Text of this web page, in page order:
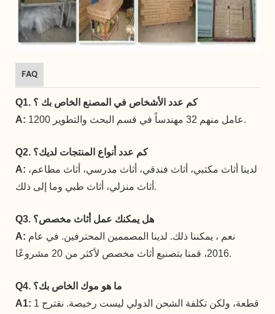
FAQ
Q1. كم عدد الأشخاص في المصنع الخاص بك ؟
A:
1200 عامل منهم 32 مهندساً في قسم البحث والتطوير.
Q2. كم عدد أنواع المنتجات لديك؟
A: لدينا أثاث مكتبي، أثاث فندقي، أثاث مدرسي، أثاث مطاعم،
أثاث منزلي، أثاث طبي وما إلى ذلك.
Q3. هل يمكنك عمل أثاث مخصص؟
A: نعم ، يمكننا ذلك. لدينا المصممين المحترفين. في عام
2016، قمنا بتصنيع أثاث مخصص لأكثر من 20 مشروعًا.
Q4. ما هو موك الخاص بك؟
A1: 1 قطعة، ولكن تكلفة الشحن الدولي ليست رخيصة. نقترح